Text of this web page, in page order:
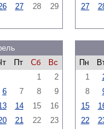
27 28
29
27
Пт Сб
Вс
1
2
6 7 8
9
14 15
16
21 22
23
Пн
1
8
15
22